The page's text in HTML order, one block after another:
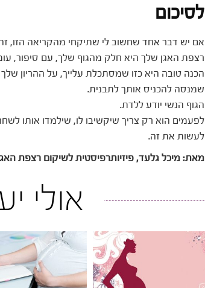
לסיכום
אם יש דבר אחד שחשוב לי שתיקחי מהקריאה הזו,
רצפת האגן שלך היא חלק מהגוף שלך, עם סיפור,
הכנה טובה היא כזו שמסתכלת עלייך, על ההריון שלך
שמנסה להכניס אותך לתבנית.
הגוף הנשי יודע ללדת.
לפעמים הוא רק צריך שיקשיבו לו, שילמדו אותו
לעשות את זה.
מאת: מיכל גלעד, פיזיותרפיסטית לשיקום רצפת
אולי